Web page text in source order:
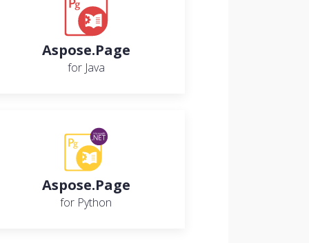
Aspose.Page
for Java
Aspose.Page
for Python